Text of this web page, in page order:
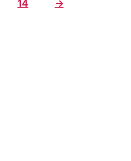
14 →